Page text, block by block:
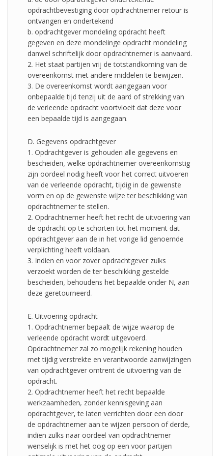
opdrachtbevestiging door opdrachtnemer retour is
ontvangen en ondertekend
b. opdrachtgever mondeling opdracht heeft
gegeven en deze mondelinge opdracht mondeling
danwel schriftelijk door opdrachtnemer is aanvaard.
2. Het staat partijen vrij de totstandkoming van de
overeenkomst met andere middelen te bewijzen.
3. De overeenkomst wordt aangegaan voor
onbepaalde tijd tenzij uit de aard of strekking van
de verleende opdracht voortvloeit dat deze voor
een bepaalde tijd is aangegaan.
D. Gegevens opdrachtgever
1. Opdrachtgever is gehouden alle gegevens en
bescheiden, welke opdrachtnemer overeenkomstig
zijn oordeel nodig heeft voor het correct uitvoeren
van de verleende opdracht, tijdig in de gewenste
vorm en op de gewenste wijze ter beschikking van
opdrachtnemer te stellen.
2. Opdrachtnemer heeft het recht de uitvoering van
de opdracht op te schorten tot het moment dat
opdrachtgever aan de in het vorige lid genoemde
verplichting heeft voldaan.
3. Indien en voor zover opdrachtgever zulks
verzoekt worden de ter beschikking gestelde
bescheiden, behoudens het bepaalde onder N, aan
deze geretourneerd.
E. Uitvoering opdracht
1. Opdrachtnemer bepaalt de wijze waarop de
verleende opdracht wordt uitgevoerd.
Opdrachtnemer zal zo mogelijk rekening houden
met tijdig verstrekte en verantwoorde aanwijzingen
van opdrachtgever omtrent de uitvoering van de
opdracht.
2. Opdrachtnemer heeft het recht bepaalde
werkzaamheden, zonder kennisgeving aan
opdrachtgever, te laten verrichten door een door
de opdrachtnemer aan te wijzen persoon of derde,
indien zulks naar oordeel van opdrachtnemer
wenselijk is met het oog op een voor partijen